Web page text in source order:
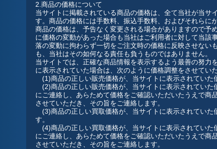
2.商品の価格について
当サイトに掲載されている商品の価格は、全て当社が当
す。商品の価格には手数料、振込手数料、およびそれらに
商品の価格は、予告なく変更される場合がありますので
に価格の変動があった場合も当社はご利用者に対して当
落の変動に拘わらず一切をご注文時の価格に反映させな
も、当社はその如何なる責任も負うものではありません。
当サイトでは、正確な商品情報を表示するよう最善の努
に表示されていた場合は、次のように価格調整をさせてい
(1)商品の正しい販売価格が、当サイトに表示されてい
(2)商品の正しい販売価格が、当サイトに表示されてい
にご連絡し、あらためて価格をご確認いただいたうえで
させていただき、その旨をご連絡します。
(3)商品の正しい買取価格が、当サイトに表示されてい
す。
(4)商品の正しい買取価格が、当サイトに表示されてい
にご連絡し、あらためて価格をご確認いただいたうえで
させていただき、その旨をご連絡します。